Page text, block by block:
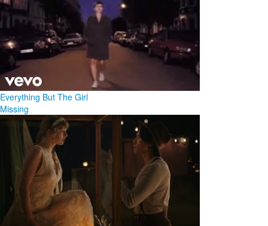
Everything But The Girl
Missing